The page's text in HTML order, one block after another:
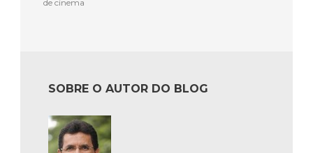
de cinema
SOBRE O AUTOR DO BLOG